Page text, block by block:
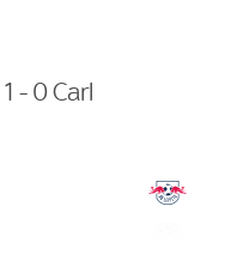
- 0 Carl